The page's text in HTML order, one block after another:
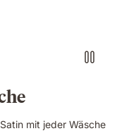
mit jeder Wäsche